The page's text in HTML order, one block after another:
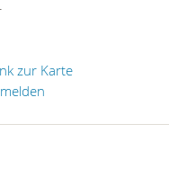
zur Karte